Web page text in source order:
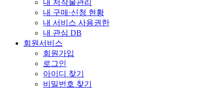
내 저작물관리
내 구매·신청 현황
내 서비스 사용권한
내 관심 DB
회원서비스
회원가입
로그인
아이디 찾기
비밀번호 찾기